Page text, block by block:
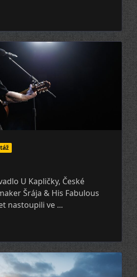
U Kapličky, České
Šrája & His Fabulous
nastoupili ve ...